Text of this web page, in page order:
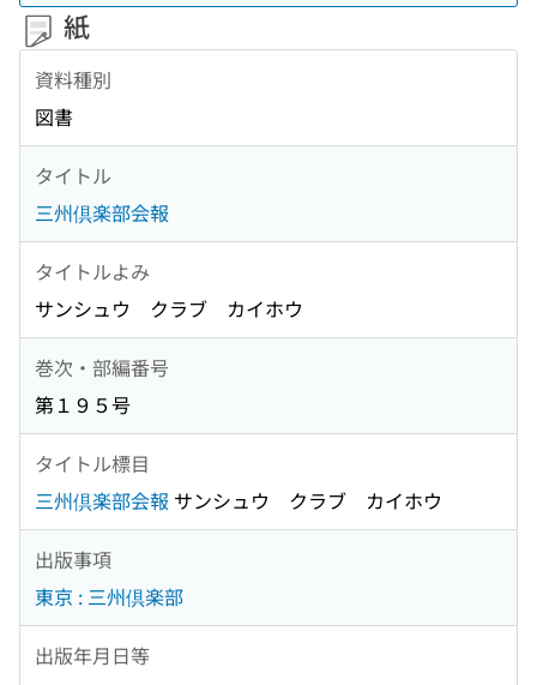
紙
資料種別
図書
タイトル
三州倶楽部会報
タイトルよみ
サンシュウ クラブ カイホウ
巻次・部編番号
第１９５号
タイトル標目
三州倶楽部会報 サンシュウ クラブ カイホウ
出版事項
東京 : 三州倶楽部
出版年月日等